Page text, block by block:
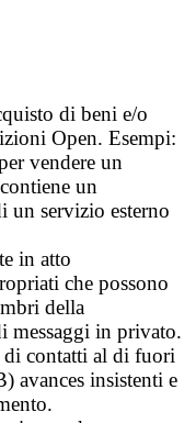
di beni e/o
Open. Esempi:
vendere un
un
servizio esterno
in atto
che possono
della
messaggi in privato.
di contatti al di fuori
avances insistenti e